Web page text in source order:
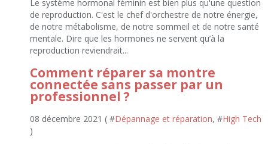
Le système hormonal féminin est bien plus qu'une question
de reproduction. C'est le chef d'orchestre de notre énergie,
de notre métabolisme, de notre sommeil et de notre santé
mentale. Dire que les hormones ne servent qu’à la
reproduction reviendrait...
Comment réparer sa montre
connectée sans passer par un
professionnel ?
08 décembre 2021 ( #Dépannage et réparation, #High Tech
)